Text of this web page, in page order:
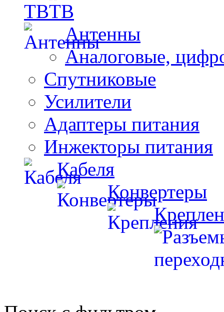
ТВ
Антенны
Аналоговые,
Спутниковые
Усилители
Адаптеры питания
Инжекторы питания
Кабеля
Конвертеры